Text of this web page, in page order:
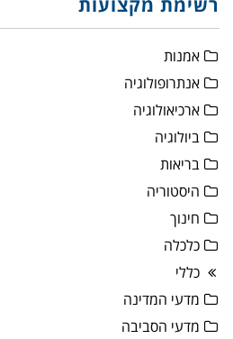
רשימת מקצועות
אמנות
אנתרופולוגיה
ארכיאולוגיה
ביולוגיה
בריאות
היסטוריה
חינוך
כלכלה
כללי
מדעי המדינה
מדעי הסביבה